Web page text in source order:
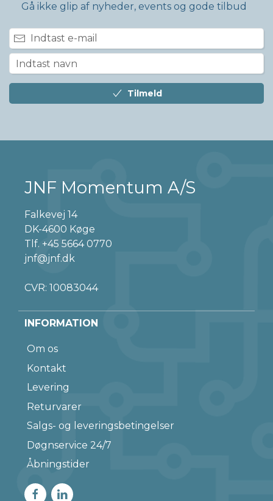
Gå ikke glip af nyheder, events og gode tilbud
Tilmeld
JNF Momentum A/S
Falkevej 14
DK-4600 Køge
Tlf. +45 5664 0770
jnf@jnf.dk
CVR: 10083044
INFORMATION
Om os
Kontakt
Levering
Returvarer
Salgs- og leveringsbetingelser
Døgnservice 24/7
Åbningstider